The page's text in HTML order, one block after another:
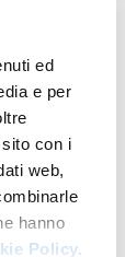
ed
e per
con i
web,
hanno
Policy.
tra
laureati
paese.